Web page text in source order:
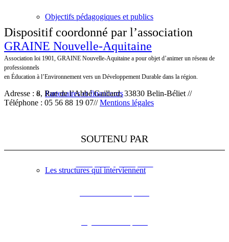
Objectifs pédagogiques et publics
Partenaires et financeurs
Les structures qui interviennent
Dispositif coordonné par l’association
GRAINE Nouvelle-Aquitaine
Association loi 1901, GRAINE Nouvelle-Aquitaine a pour objet d’animer un réseau de
professionnels
en Éducation à l’Environnement vers un Développement Durable dans la région.
Adresse : 8, Rue de l’Abbé Gaillard, 33830 Belin-Béliet //
Téléphone : 05 56 88 19 07//Mentions légales
SOUTENU PAR